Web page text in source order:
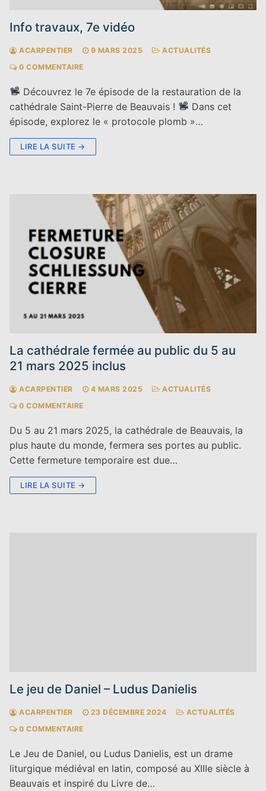
Info travaux, 7e vidéo
ACARPENTIER 9 MARS 2025
ACTUALITÉS
0 COMMENTAIRE
Découvrez le 7e épisode de la restauration de la
cathédrale Saint-Pierre de Beauvais !
Dans cet
épisode, explorez le « protocole plomb »…
LIRE LA SUITE →
La cathédrale fermée au public du 5 au
21 mars 2025 inclus
ACARPENTIER 4 MARS 2025
ACTUALITÉS
0 COMMENTAIRE
Du 5 au 21 mars 2025, la cathédrale de Beauvais, la
plus haute du monde, fermera ses portes au public.
Cette fermeture temporaire est due…
LIRE LA SUITE →
Le jeu de Daniel – Ludus Danielis
ACARPENTIER 23 DÉCEMBRE 2024
ACTUALITÉS
0 COMMENTAIRE
Le Jeu de Daniel, ou Ludus Danielis, est un drame
liturgique médiéval en latin, composé au XIIIe siècle à
Beauvais et inspiré du Livre de…